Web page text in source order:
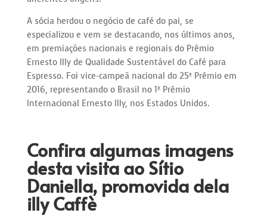
A sócia herdou o negócio de café do pai, se
especializou e vem se destacando, nos últimos anos,
em premiações nacionais e regionais do Prêmio
Ernesto Illy de Qualidade Sustentável do Café para
Espresso. Foi vice-campeã nacional do 25º Prêmio em
2016, representando o Brasil no 1º Prêmio
Internacional Ernesto Illy, nos Estados Unidos.
Confira algumas imagens
desta visita ao Sítio
Daniella, promovida dela
illy Caffè